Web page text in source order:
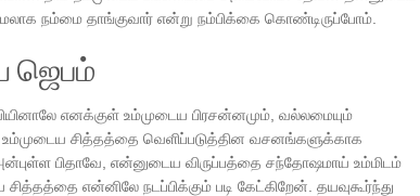
நம்மை தாங்குவார் என்று நம்பிக்கை கொண்டிருப்போம்.
ஜெபம்
எனக்குள் உம்முடைய பிரசன்னமும், வல்லமையும்
உம்முடைய சித்தத்தை வெளிப்படுத்தின வசனங்களுக்காக
பிதாவே, என்னுடைய விருப்பத்தை சந்தோஷமாய் உம்மிடம்
சித்தத்தை என்னிலே நடப்பிக்கும் படி கேட்கிறேன். தயவுகூர்ந்து